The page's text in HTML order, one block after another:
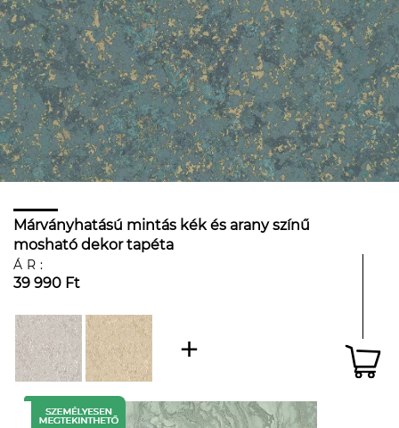
Márványhatású mintás kék és arany színű
mosható dekor tapéta
ÁR:
39 990 Ft